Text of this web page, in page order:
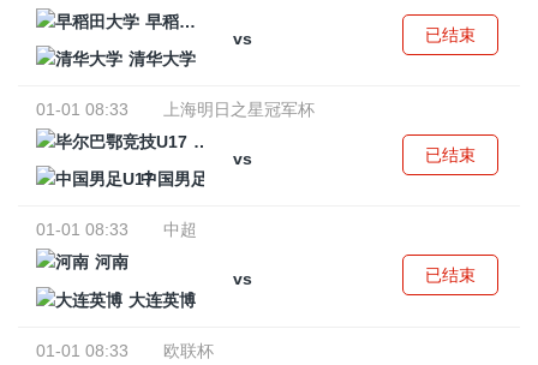
早稻田大学
vs
清华大学
已结束
01-01 08:33
上海明日之星冠军杯
毕尔巴鄂竞技U17
vs
中国男足U17
已结束
01-01 08:33
中超
河南
vs
大连英博
已结束
01-01 08:33
欧联杯